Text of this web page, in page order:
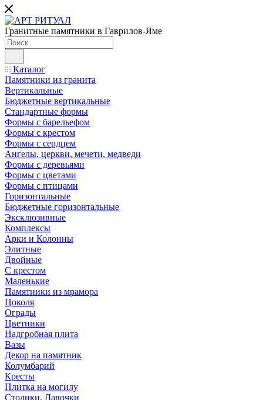
Гранитные памятники в Гаврилов-Яме
Каталог
Памятники из гранита
Вертикальные
Бюджетные вертикальные
Стандартные формы
Формы с барельефом
Формы с крестом
Формы с сердцем
Ангелы, церкви, мечети, медведи
Формы с деревьями
Формы с цветами
Формы с птицами
Горизонтальные
Бюджетные горизонтальные
Эксклюзивные
Комплексы
Арки и Колонны
Элитные
Двойные
С крестом
Маленькие
Памятники из мрамора
Цоколя
Ограды
Цветники
Надгробная плита
Вазы
Декор на памятник
Колумбарий
Кресты
Плитка на могилу
Столики, Лавочки